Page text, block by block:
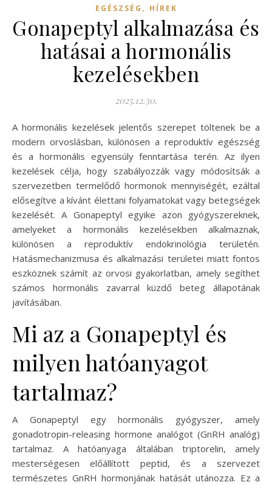
EGÉSZSÉG , HÍREK
Gonapeptyl alkalmazása és
hatásai a hormonális
kezelésekben
2025.12.30.
A hormonális kezelések jelentős szerepet töltenek be a
modern orvoslásban, különösen a reproduktív egészség
és a hormonális egyensúly fenntartása terén. Az ilyen
kezelések célja, hogy szabályozzák vagy módosítsák a
szervezetben termelődő hormonok mennyiségét, ezáltal
elősegítve a kívánt élettani folyamatokat vagy betegségek
kezelését. A Gonapeptyl egyike azon gyógyszereknek,
amelyeket a hormonális kezelésekben alkalmaznak,
különösen a reproduktív endokrinológia területén.
Hatásmechanizmusa és alkalmazási területei miatt fontos
eszköznek számít az orvosi gyakorlatban, amely segíthet
számos hormonális zavarral küzdő beteg állapotának
javításában.
Mi az a Gonapeptyl és
milyen hatóanyagot
tartalmaz?
A Gonapeptyl egy hormonális gyógyszer, amely
gonadotropin-releasing hormone analógot (GnRH analóg)
tartalmaz. A hatóanyaga általában triptorelin, amely
mesterségesen előállított peptid, és a szervezet
természetes GnRH hormonjának hatását utánozza. Ez a